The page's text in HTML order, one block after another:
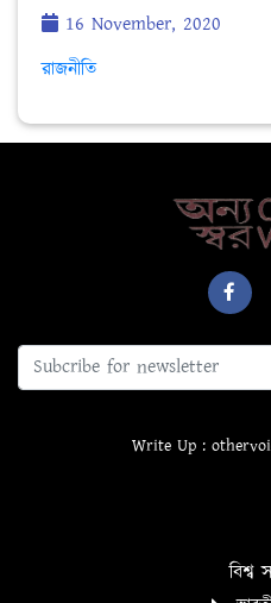
16 November, 2020
রাজনীতি
Write Up :
বিশ্ব